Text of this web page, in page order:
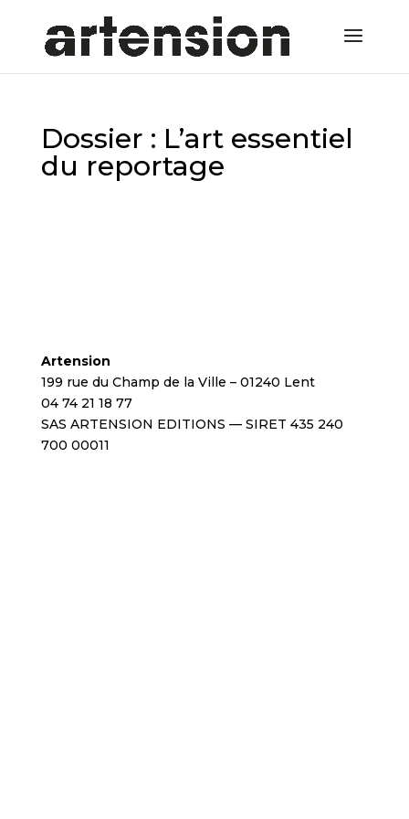
Dossier : L’art essentiel
du reportage
Artension
199 rue du Champ de la Ville – 01240 Lent
04 74 21 18 77
SAS ARTENSION EDITIONS — SIRET 435 240
700 00011